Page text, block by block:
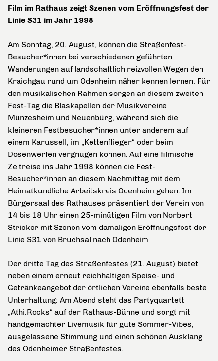
Film im Rathaus zeigt Szenen vom Eröffnungsfest der
Linie S31 im Jahr 1998
Am Sonntag, 20. August, können die Straßenfest-
Besucher*innen bei verschiedenen geführten
Wanderungen auf landschaftlich reizvollen Wegen den
Kraichgau rund um Odenheim näher kennen lernen. Für
den musikalischen Rahmen sorgen an diesem zweiten
Fest-Tag die Blaskapellen der Musikvereine
Münzesheim und Neuenbürg, während sich die
kleineren Festbesucher*innen unter anderem auf
einem Karussell, im „Kettenflieger“ oder beim
Dosenwerfen vergnügen können. Auf eine filmische
Zeitreise ins Jahr 1998 können die Fest-
Besucher*innen an diesem Nachmittag mit dem
Heimatkundliche Arbeitskreis Odenheim gehen: Im
Bürgersaal des Rathauses präsentiert der Verein von
14 bis 18 Uhr einen 25-minütigen Film von Norbert
Stricker mit Szenen vom damaligen Eröffnungsfest der
Linie S31 von Bruchsal nach Odenheim
Der dritte Tag des Straßenfestes (21. August) bietet
neben einem erneut reichhaltigen Speise- und
Getränkeangebot der örtlichen Vereine ebenfalls beste
Unterhaltung: Am Abend steht das Partyquartett
„Athi.Rocks“ auf der Rathaus-Bühne und sorgt mit
handgemachter Livemusik für gute Sommer-Vibes,
ausgelassene Stimmung und einen schönen Ausklang
des Odenheimer Straßenfestes.